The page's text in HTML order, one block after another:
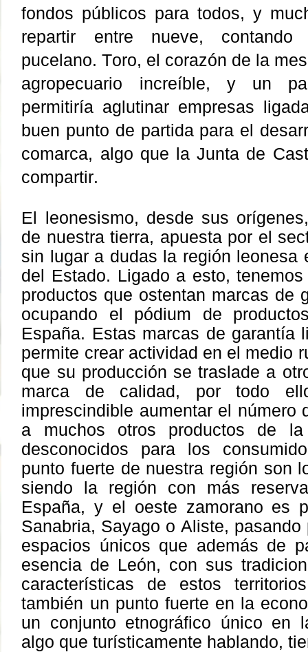
fondos públicos para todos, y
repartir entre nueve,
pucelano.Toro, el corazón de la
agropecuario increíble, y un
permitiría aglutinar empresas
buen punto de partida para el
comarca, algo que la Junta de
compartir.
El leonesismo, desde sus
de nuestra tierra, apuesta por el
sin lugar a dudas la región leonesa
del Estado. Ligado a esto,
productos que ostentan marcas de
ocupando el pódium de
España. Estas marcas de garantía
permite crear actividad en el medio
que su producción se traslade a
marca de calidad, por todo
imprescindible aumentar el número
a muchos otros productos de
desconocidos para los
punto fuerte de nuestra región son
siendo la región con más
España, y el oeste zamorano es
Sanabria, Sayago o Aliste,
espacios únicos que además de
esencia de León, con sus
características de estos
también un punto fuerte en la
un conjunto etnográfico único en
algo que turísticamente hablando,